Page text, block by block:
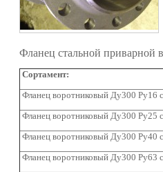
Фланец стальной
Сортамент:
Фланец воротниковый Ду300 Ру16
Фланец воротниковый Ду300 Ру25
Фланец воротниковый Ду300 Ру40
Фланец воротниковый Ду300 Ру63